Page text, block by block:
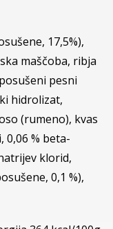
17,5%),
maščoba, ribja
pesni
hidrolizat,
(rumeno), kvas
0,06 % beta-
klorid,
0,1 %),